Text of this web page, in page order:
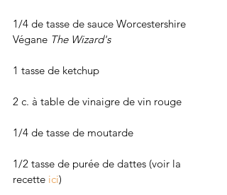
1/4 de tasse de sauce Worcestershire
Végane The Wizard's
1 tasse de ketchup
2 c. à table de vinaigre de vin rouge
1/4 de tasse de moutarde
1/2 tasse de purée de dattes (voir la
recette ici)